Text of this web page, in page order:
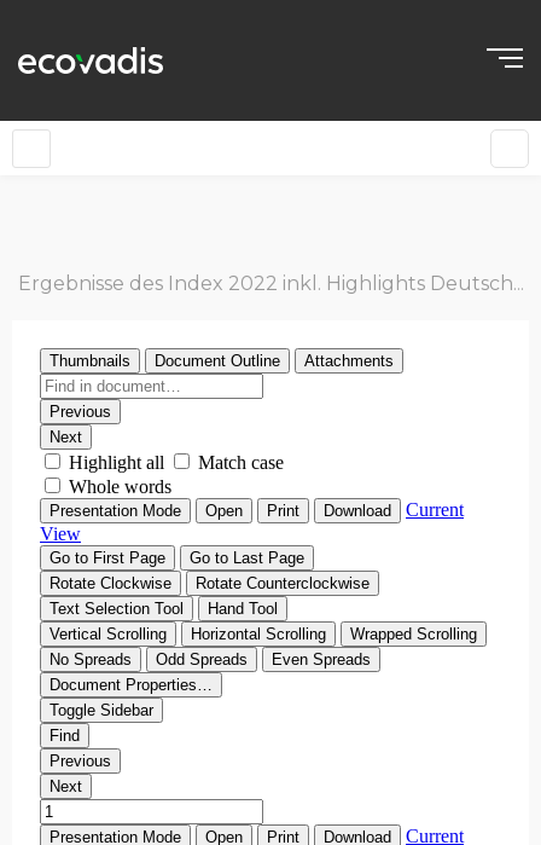
Ergebnisse des Index 2022 inkl. Highlights Deutschland [Infographik]